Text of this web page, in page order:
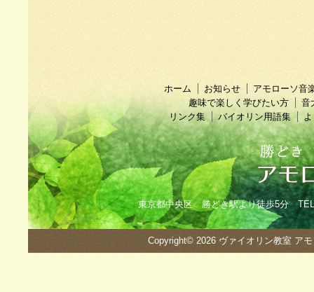
ホーム お知らせ
アモローソ音
趣味で楽しく学びたい方
音
リンク集
バイオリン用語集
東京都中央区 勝どき駅より徒歩5分
Copyright© 2026 ヴァイオリン教室 ア